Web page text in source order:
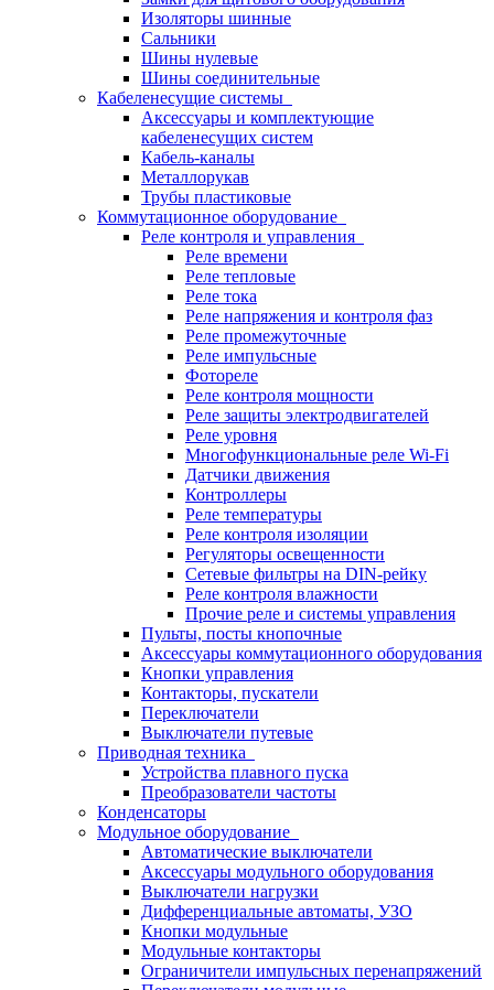
Изоляторы шинные
Сальники
Шины нулевые
Шины соединительные
Кабеленесущие системы
Аксессуары и комплектующие
кабеленесущих систем
Кабель-каналы
Металлорукав
Трубы пластиковые
Коммутационное оборудование
Реле контроля и управления
Реле времени
Реле тепловые
Реле тока
Реле напряжения и контроля фаз
Реле промежуточные
Реле импульсные
Фотореле
Реле контроля мощности
Реле защиты электродвигателей
Реле уровня
Многофункциональные реле Wi-Fi
Датчики движения
Контроллеры
Реле температуры
Реле контроля изоляции
Регуляторы освещенности
Сетевые фильтры на DIN-рейку
Реле контроля влажности
Прочие реле и системы управления
Пульты, посты кнопочные
Аксессуары коммутационного оборудования
Кнопки управления
Контакторы, пускатели
Переключатели
Выключатели путевые
Приводная техника
Устройства плавного пуска
Преобразователи частоты
Конденсаторы
Модульное оборудование
Автоматические выключатели
Аксессуары модульного оборудования
Выключатели нагрузки
Дифференциальные автоматы, УЗО
Кнопки модульные
Модульные контакторы
Ограничители импульсных перенапряжений